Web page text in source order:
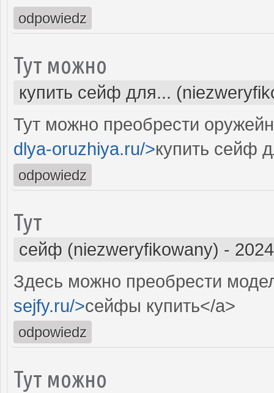
odpowiedz
Тут можно
купить сейф для...
Тут можно преобрести
dlya-oruzhiya.ru/>купить сейф
odpowiedz
Тут
сейф (niezweryfikowany) -
Здесь можно преобрести
sejfy.ru/>сейфы купить</a>
odpowiedz
Тут можно